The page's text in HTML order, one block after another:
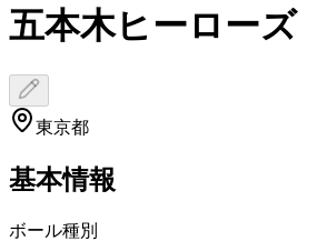
五本木ヒーローズ
東京都
基本情報
ボール種別